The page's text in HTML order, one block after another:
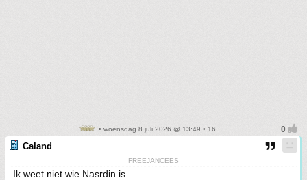
• woensdag 8 juli 2026 @ 13:49 • 16
Caland
FREEJANCEES
Ik weet niet wie Nasrdin is